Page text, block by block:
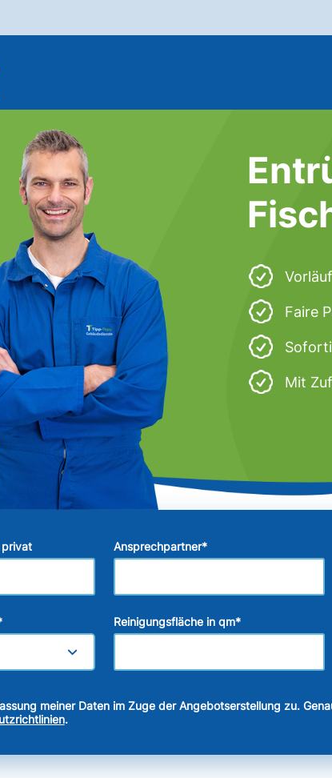
Faire
Mit
privat Ansprechpartner*
Reinigungsfläche in qm*
meiner Daten im Zuge der Angebotserstellung zu.
.